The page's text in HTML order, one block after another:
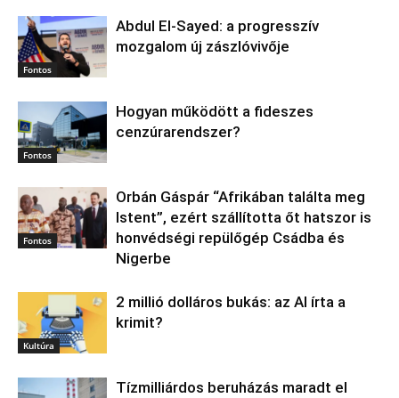
Fontos
Abdul El‑Sayed: a progresszív
mozgalom új zászlóvivője
Fontos
Hogyan működött a fideszes
cenzúrarendszer?
Fontos
Orbán Gáspár “Afrikában találta meg
Istent”, ezért szállította őt hatszor is
honvédségi repülőgép Csádba és
Nigerbe
Kultúra
2 millió dolláros bukás: az AI írta a
krimit?
Tízmilliárdos beruházás maradt el